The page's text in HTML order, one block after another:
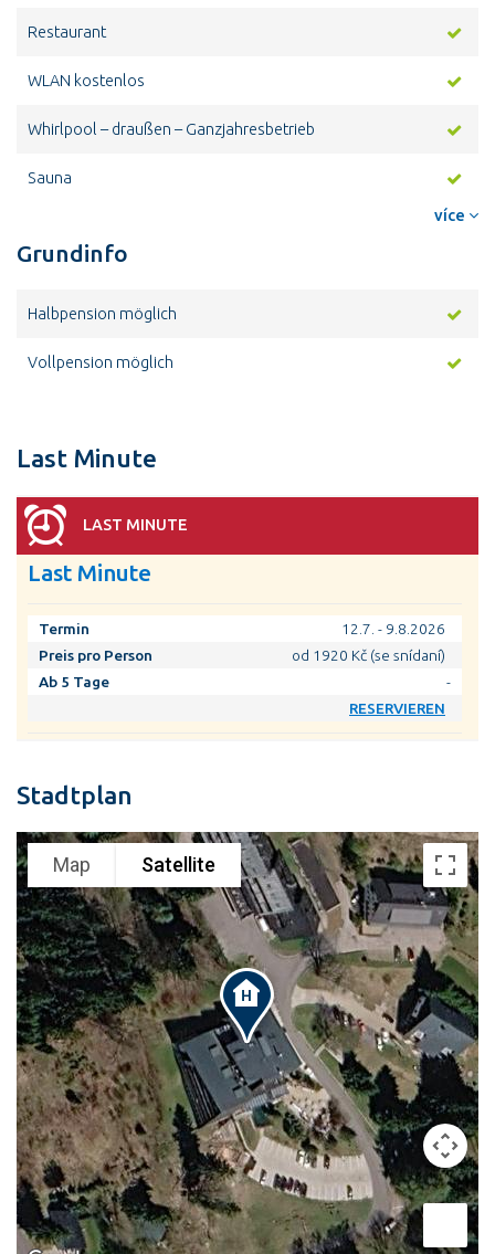
Restaurant
WLAN kostenlos
Whirlpool – draußen – Ganzjahresbetrieb
Sauna
více
Grundinfo
Halbpension möglich
Vollpension möglich
Last Minute
LAST MINUTE
Last Minute
Termin
12.7. - 9.8.2026
Preis pro Person
od 1920 Kč (se snídaní)
Ab 5 Tage
-
RESERVIEREN
Stadtplan
Map Satellite